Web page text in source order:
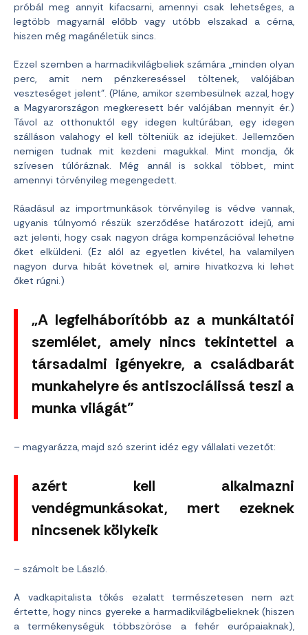
próbál meg annyit kifacsarni, amennyi csak lehetséges, a
legtöbb magyarnál előbb vagy utóbb elszakad a cérna,
hiszen még magánéletük sincs.
Ezzel szemben a harmadikvilágbeliek számára „minden olyan
perc, amit nem pénzkereséssel töltenek, valójában
veszteséget jelent”. (Pláne, amikor szembesülnek azzal, hogy
a Magyarországon megkeresett bér valójában mennyit ér.)
Távol az otthonuktól egy idegen kultúrában, egy idegen
szálláson valahogy el kell tölteniük az idejüket. Jellemzően
nemigen tudnak mit kezdeni magukkal. Mint mondja, ők
szívesen túlóráznak. Még annál is sokkal többet, mint
amennyi törvényileg megengedett.
Ráadásul az importmunkások törvényileg is védve vannak,
ugyanis túlnyomó részük szerződése határozott idejű, ami
azt jelenti, hogy csak nagyon drága kompenzációval lehetne
őket elküldeni. (Ez alól az egyetlen kivétel, ha valamilyen
nagyon durva hibát követnek el, amire hivatkozva ki lehet
őket rúgni.)
„A legfelháborítóbb az a munkáltatói
szemlélet, amely nincs tekintettel a
társadalmi igényekre, a családbarát
munkahelyre és antiszociálissá teszi a
munka világát”
– magyarázza, majd szó szerint idéz egy vállalati vezetőt:
azért kell alkalmazni
vendégmunkásokat, mert ezeknek
nincsenek kölykeik
– számolt be László.
A vadkapitalista tőkés ezalatt természetesen nem azt
értette, hogy nincs gyereke a harmadikvilágbelieknek (hiszen
a termékenységük többszöröse a fehér európaiaknak),